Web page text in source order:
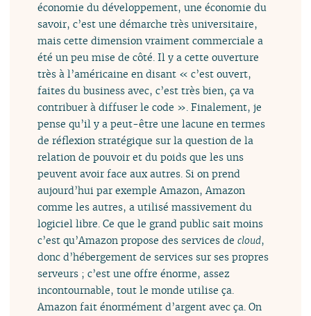
économie du développement, une économie du
savoir, c’est une démarche très universitaire,
mais cette dimension vraiment commerciale a
été un peu mise de côté. Il y a cette ouverture
très à l’américaine en disant « c’est ouvert,
faites du business avec, c’est très bien, ça va
contribuer à diffuser le code ». Finalement, je
pense qu’il y a peut-être une lacune en termes
de réflexion stratégique sur la question de la
relation de pouvoir et du poids que les uns
peuvent avoir face aux autres. Si on prend
aujourd’hui par exemple Amazon, Amazon
comme les autres, a utilisé massivement du
logiciel libre. Ce que le grand public sait moins
c’est qu’Amazon propose des services decloud,
donc d’hébergement de services sur ses propres
serveurs ; c’est une offre énorme, assez
incontournable, tout le monde utilise ça.
Amazon fait énormément d’argent avec ça. On